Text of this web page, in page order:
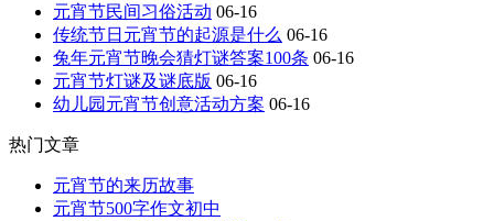
元宵节民间习俗活动 06-16
传统节日元宵节的起源是什么 06-16
兔年元宵节晚会猜灯谜答案100条 06-16
元宵节灯谜及谜底版 06-16
幼儿园元宵节创意活动方案 06-16
热门文章
元宵节的来历故事
元宵节500字作文初中